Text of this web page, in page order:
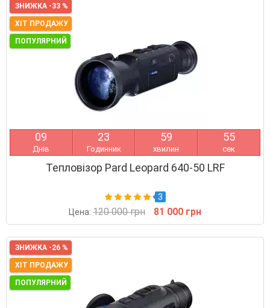
ЗНИЖКА -33 %
ХІТ ПРОДАЖУ
ПОПУЛЯРНИЙ
09
Днів
23
Годинник
59
хвилин
54
сек
Тепловізор Pard Leopard 640-50 LRF
3
Цена: 120 000 грн 81 000 грн
ЗНИЖКА -26 %
ХІТ ПРОДАЖУ
ПОПУЛЯРНИЙ